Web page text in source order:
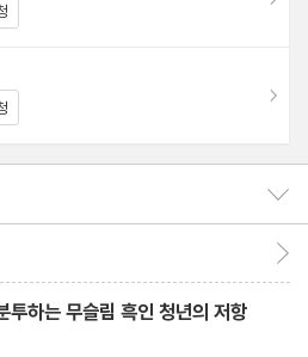
투하는 무슬림 흑인 청년의 저항